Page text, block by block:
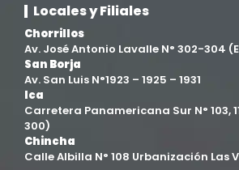
Locales y Filiales
Chorrillos
Av. José Antonio Lavalle N° 302-304
San Borja
Av. San Luis N°1923 – 1925 – 1931
Ica
Carretera Panamericana Sur N° 103,
300)
Chincha
Calle Albilla N° 108 Urbanización Las